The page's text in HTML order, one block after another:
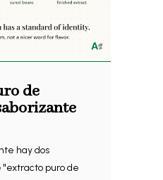
de
hay dos
"extracto puro de